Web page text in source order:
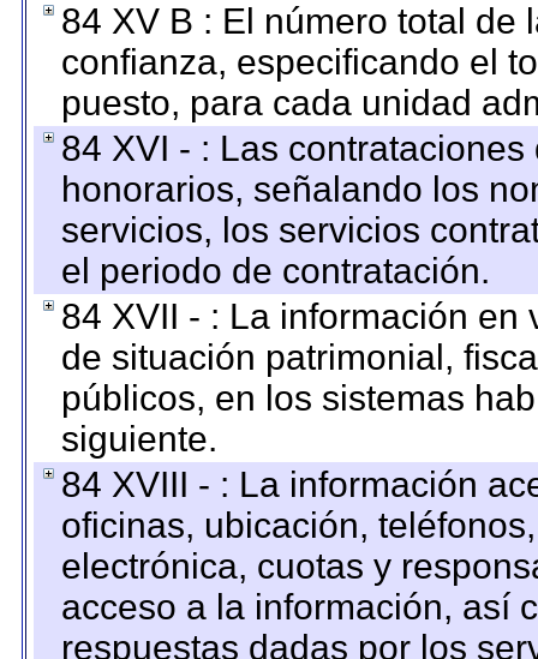
84 XV B : El número total de
confianza, especificando el
puesto, para cada unidad
84 XVI - : Las
honorarios, señalando los
servicios, los servicios
el periodo de contratación.
84 XVII - : La información
de situación patrimonial,
públicos, en los sistemas
siguiente.
84 XVIII - : La información
oficinas, ubicación,
electrónica, cuotas y
acceso a la información, así
respuestas dadas por los